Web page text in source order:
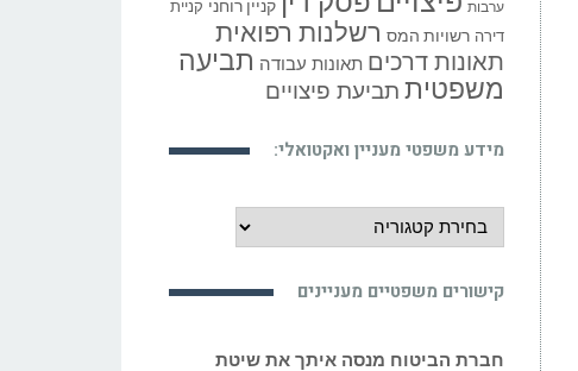
פיצוייםפסק דין קניין רוחני
דירה רשויות המס רשלנות רפואית
תאונות דרכים תאונות עבודה
תביעה
משפטית
מידע משפטי מעניין ואקטואלי:
מידע
מעניין
קישורים משפטיים מעניינים